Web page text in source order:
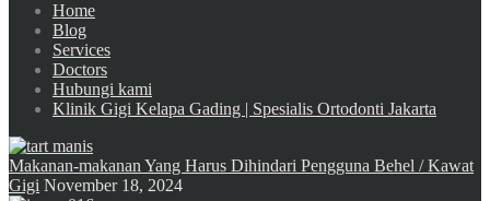
Home
Blog
Services
Doctors
Hubungi kami
Klinik Gigi Kelapa Gading | Spesialis Ortodonti Jakarta
Makanan-makanan Yang Harus Dihindari Pengguna Behel / Kawat
Gigi November 18, 2024